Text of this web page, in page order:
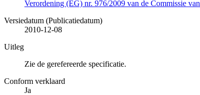
Verordening (EG) nr. 976/2009 van de Commissie
Versiedatum (Publicatiedatum)
2010-12-08
Uitleg
Zie de gerefereerde specificatie.
Conform verklaard
Ja